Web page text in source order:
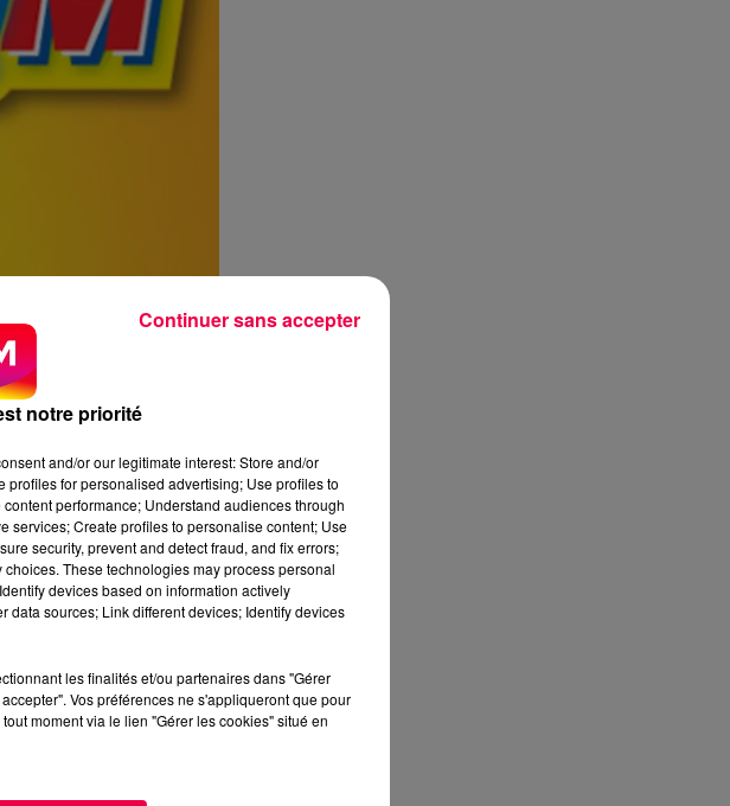
notre priorité
and/or our legitimate interest: Store and/or
for personalised advertising; Use profiles to
performance; Understand audiences through
services; Create profiles to personalise content; Use
security, prevent and detect fraud, and fix errors;
These technologies may process personal
devices based on information actively
sources; Link different devices; Identify devices
les finalités et/ou partenaires dans "Gérer
Vos préférences ne s'appliqueront que pour
moment via le lien "Gérer les cookies" situé en
Continuer sans accepter